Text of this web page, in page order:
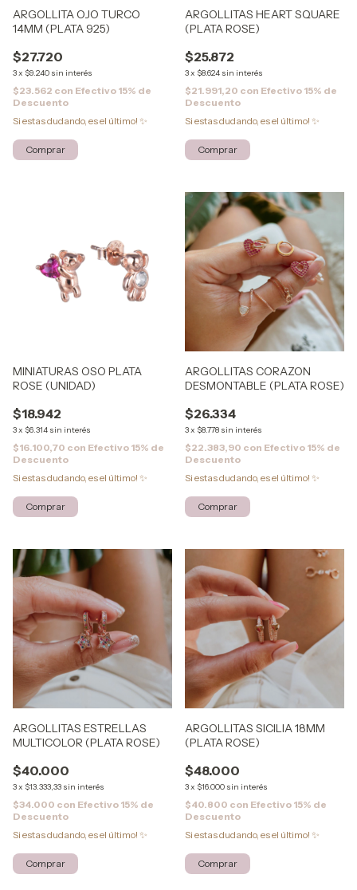
ARGOLLITA OJO TURCO
14MM (PLATA 925)
$27.720
3x $9.240 sin interés
$23.562 con Efectivo 15% de
Descuento
Si estas dudando, es el último! ✨
ARGOLLITAS HEART SQUARE
(PLATA ROSE)
$25.872
3x $8.624 sin interés
$21.991,20 con Efectivo 15% de
Descuento
Si estas dudando, es el último! ✨
MINIATURAS OSO PLATA
ROSE (UNIDAD)
$18.942
3x $6.314 sin interés
$16.100,70 con Efectivo 15% de
Descuento
Si estas dudando, es el último! ✨
Comprar
ARGOLLITAS CORAZON
DESMONTABLE (PLATA ROSE)
$26.334
3x $8.778 sin interés
$22.383,90 con Efectivo 15% de
Descuento
Si estas dudando, es el último! ✨
ARGOLLITAS ESTRELLAS
MULTICOLOR (PLATA ROSE)
$40.000
3x $13.333,33 sin interés
$34.000 con Efectivo 15% de
Descuento
Si estas dudando, es el último! ✨
ARGOLLITAS SICILIA 18MM
(PLATA ROSE)
$48.000
3x $16.000 sin interés
$40.800 con Efectivo 15% de
Descuento
Si estas dudando, es el último! ✨